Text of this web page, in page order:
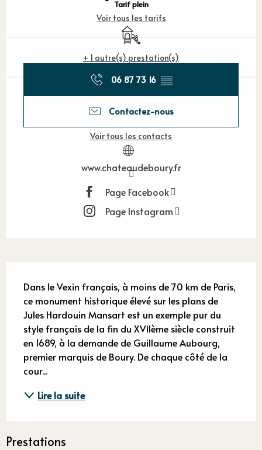
Tarif plein
Voir tous les tarifs
Jeux pour enfants / Espace jeux
+ 1 autre(s) prestation(s)
06 87 73 16 ▒▒
Contactez-nous
Voir tous les contacts
www.chateaudeboury.fr
Page Facebook
Page Instagram
Dans le Vexin français, à moins de 70 km de Paris,
ce monument historique élevé sur les plans de
Jules Hardouin Mansart est un exemple pur du
style français de la fin du XVIIème siècle construit
en 1689, à la demande de Guillaume Aubourg,
premier marquis de Boury. De chaque côté de la
cour...
Lire la suite
Prestations